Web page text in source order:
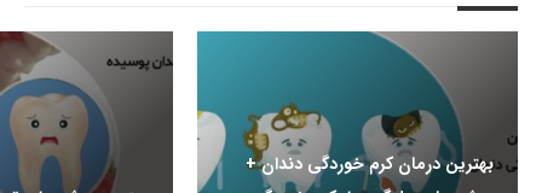
بهترین درمان کرم خوردگی دندان +